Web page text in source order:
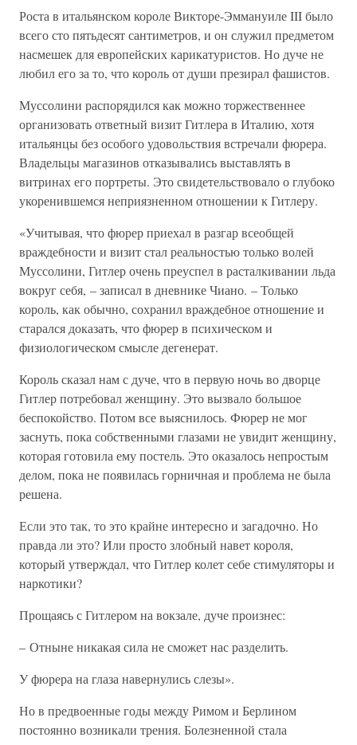
Роста в итальянском короле Викторе-Эммануиле III было
всего сто пятьдесят сантиметров, и он служил предметом
насмешек для европейских карикатуристов. Но дуче не
любил его за то, что король от души презирал фашистов.
Муссолини распорядился как можно торжественнее
организовать ответный визит Гитлера в Италию, хотя
итальянцы без особого удовольствия встречали фюрера.
Владельцы магазинов отказывались выставлять в
витринах его портреты. Это свидетельствовало о глубоко
укоренившемся неприязненном отношении к Гитлеру.
«Учитывая, что фюрер приехал в разгар всеобщей
враждебности и визит стал реальностью только волей
Муссолини, Гитлер очень преуспел в расталкивании льда
вокруг себя, – записал в дневнике Чиано. – Только
король, как обычно, сохранил враждебное отношение и
старался доказать, что фюрер в психическом и
физиологическом смысле дегенерат.
Король сказал нам с дуче, что в первую ночь во дворце
Гитлер потребовал женщину. Это вызвало большое
беспокойство. Потом все выяснилось. Фюрер не мог
заснуть, пока собственными глазами не увидит женщину,
которая готовила ему постель. Это оказалось непростым
делом, пока не появилась горничная и проблема не была
решена.
Если это так, то это крайне интересно и загадочно. Но
правда ли это? Или просто злобный навет короля,
который утверждал, что Гитлер колет себе стимуляторы и
наркотики?
Прощаясь с Гитлером на вокзале, дуче произнес:
– Отныне никакая сила не сможет нас разделить.
У фюрера на глаза навернулись слезы».
Но в предвоенные годы между Римом и Берлином
постоянно возникали трения. Болезненной стала